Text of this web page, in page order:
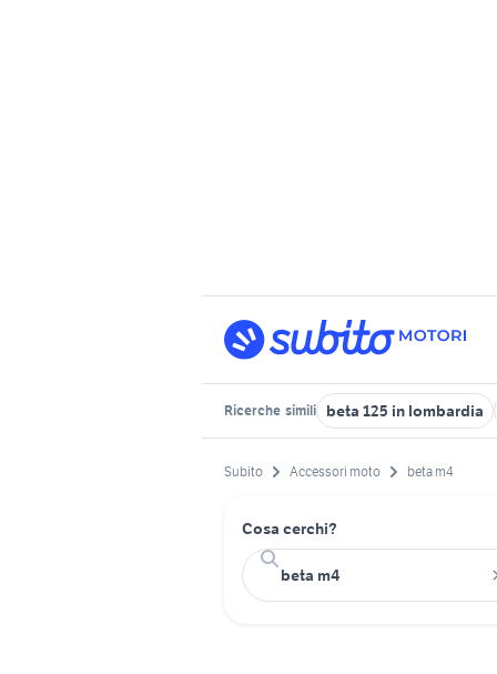
Ricerche simili beta 125 in lombardia
Subito Accessori moto beta m4
Cosa cerchi?